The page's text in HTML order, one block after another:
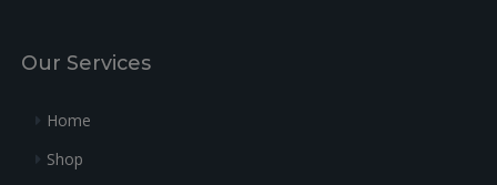
Our Services
Home
Shop